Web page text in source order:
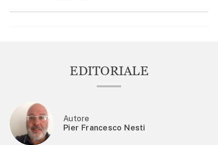
EDITORIALE
Autore
Pier Francesco Nesti